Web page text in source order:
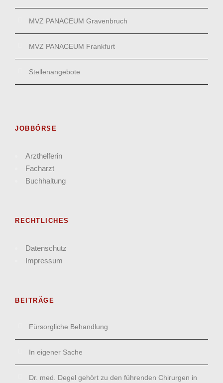
MVZ PANACEUM Gravenbruch
MVZ PANACEUM Frankfurt
Stellenangebote
JOBBÖRSE
Arzthelferin
Facharzt
Buchhaltung
RECHTLICHES
Datenschutz
Impressum
BEITRÄGE
Fürsorgliche Behandlung
In eigener Sache
Dr. med. Degel gehört zu den führenden Chirurgen in